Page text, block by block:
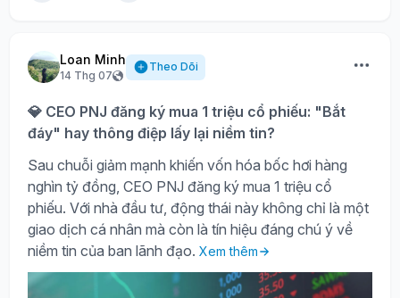
Loan Minh
14 Thg 07
Theo Dõi
💎 CEO PNJ đăng ký mua 1 triệu cổ phiếu: "Bắt
đáy" hay thông điệp lấy lại niềm tin?
Sau chuỗi giảm mạnh khiến vốn hóa bốc hơi hàng
nghìn tỷ đồng, CEO PNJ đăng ký mua 1 triệu cổ
phiếu. Với nhà đầu tư, động thái này không chỉ là một
giao dịch cá nhân mà còn là tín hiệu đáng chú ý về
niềm tin của ban lãnh đạo. Xem thêm